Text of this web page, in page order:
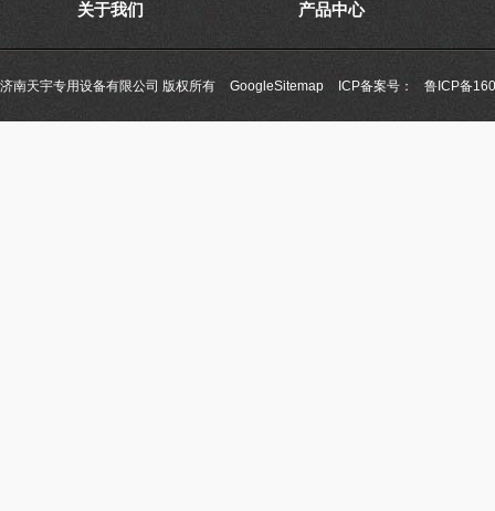
关于我们 产品中心
济南天宇专用设备有限公司 版权所有 GoogleSitemap ICP备案号： 鲁ICP备